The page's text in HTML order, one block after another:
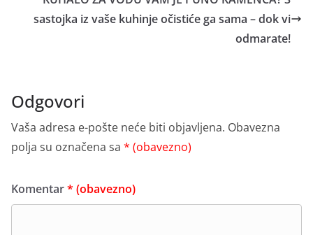
sastojka iz vaše kuhinje očistiće ga sama – dok vi
odmarate!
Odgovori
Vaša adresa e-pošte neće biti objavljena. Obavezna
polja su označena sa * (obavezno)
Komentar* (obavezno)